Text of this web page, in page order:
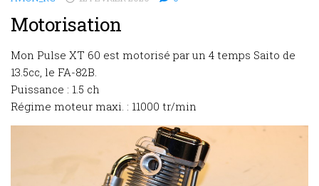
Motorisation
Mon Pulse XT 60 est motorisé par un 4 temps Saito de
13.5cc, le FA-82B.
Puissance : 1.5 ch
Régime moteur maxi. : 11000 tr/min